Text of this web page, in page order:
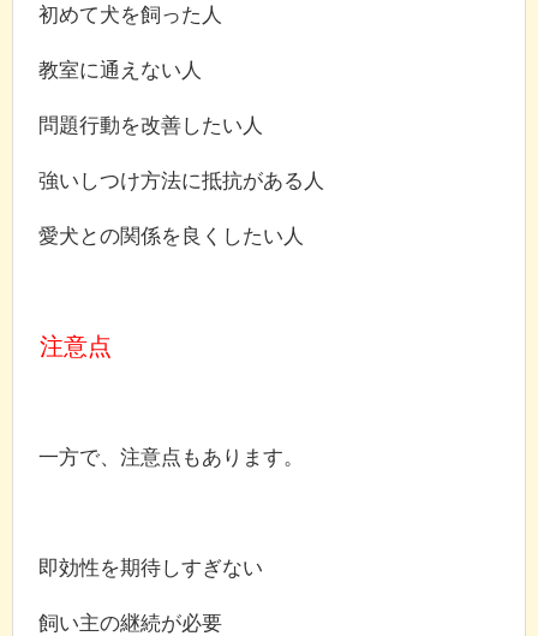
初めて犬を飼った人
教室に通えない人
問題行動を改善したい人
強いしつけ方法に抵抗がある人
愛犬との関係を良くしたい人
注意点
一方で、注意点もあります。
即効性を期待しすぎない
飼い主の継続が必要